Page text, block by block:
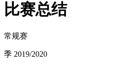
比赛总结
常规赛
季 2019/2020